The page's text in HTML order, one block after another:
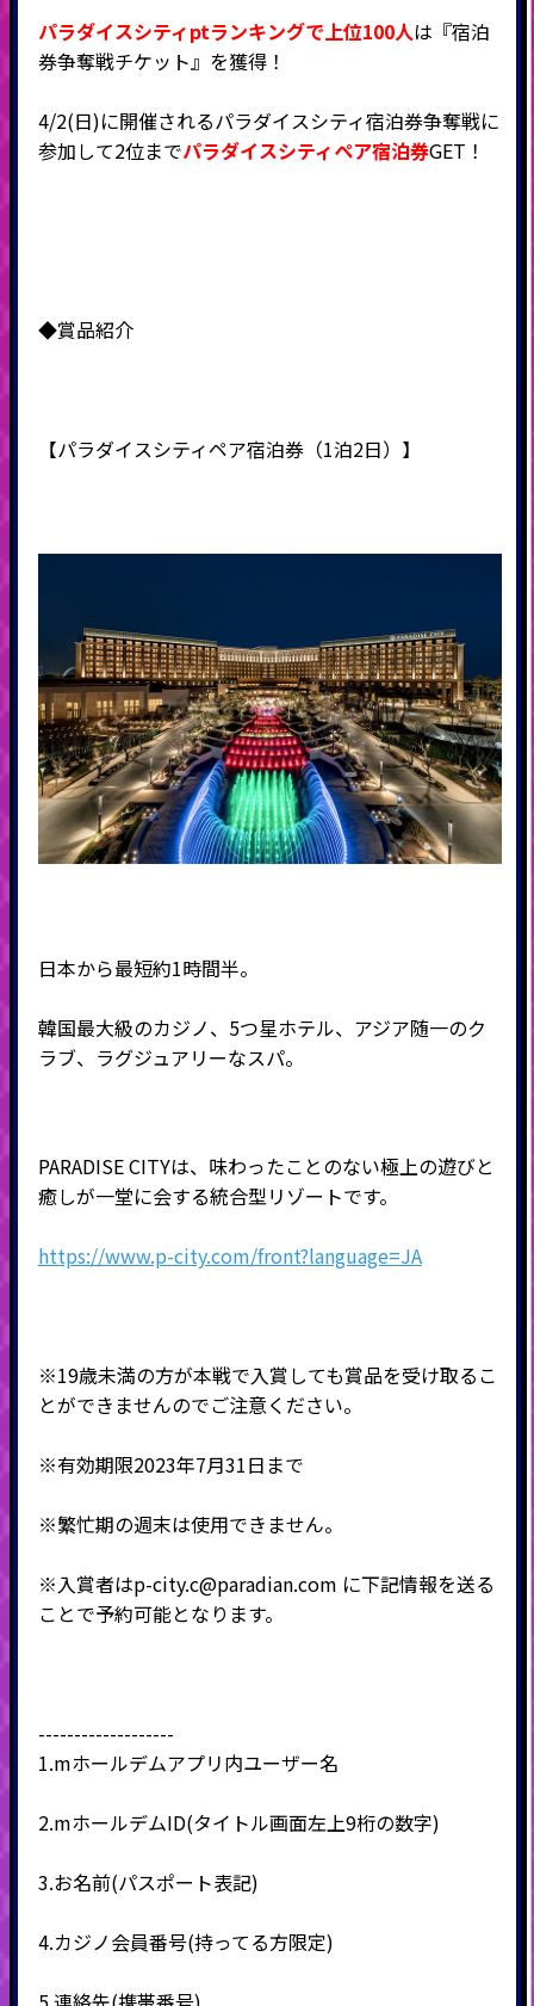
パラダイスシティptランキングで上位100人は『宿泊
券争奪戦チケット』を獲得！
4/2(日)に開催されるパラダイスシティ宿泊券争奪戦に
参加して2位までパラダイスシティペア宿泊券GET！
◆賞品紹介
【パラダイスシティペア宿泊券（1泊2日）】
日本から最短約1時間半。
韓国最大級のカジノ、 5つ星ホテル、アジア随一のク
ラブ、ラグジュアリーなスパ。
PARADISE CITYは、味わったことのない極上の遊びと
癒しが一堂に会する統合型リゾートです。
https://www.p-city.com/front?language=JA
※19歳未満の方が本戦で入賞しても賞品を受け取るこ
とができませんのでご注意ください。
※有効期限2023年7月31日まで
※繁忙期の週末は使用できません。
※入賞者はp-city.c@paradian.com に下記情報を送る
ことで予約可能となります。
-------------------
1.mホールデムアプリ内ユーザー名
2.mホールデムID(タイトル画面左上9桁の数字)
3.お名前(パスポート表記)
4.カジノ会員番号(持ってる方限定)